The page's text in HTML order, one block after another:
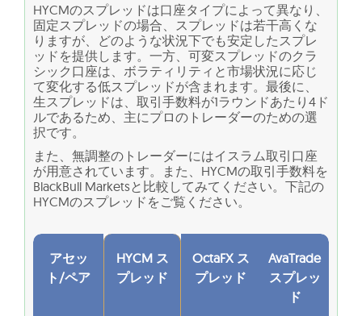
HYCMのスプレッドは口座タイプによって異なり、
固定スプレッドの場合、スプレッドは若干高くな
りますが、どのような状況下でも安定したスプレ
ッドを提供します。一方、可変スプレッドのクラ
シック口座は、ボラティリティと市場状況に応じ
て変化する低スプレッドが含まれます。最後に、
生スプレッドは、取引手数料が1ラウンドあたり4ド
ルであるため、主にプロのトレーダーのための選
択です。
また、無調整のトレーダーにはイスラム取引口座
が用意されています。また、HYCMの取引手数料を
BlackBull Marketsと比較してみてください。下記の
HYCMのスプレッドをご覧ください。
アセッ
ト/ペア
HYCM ス
プレッド
OctaFX ス
プレッド
AvaTrade
スプレッ
ド